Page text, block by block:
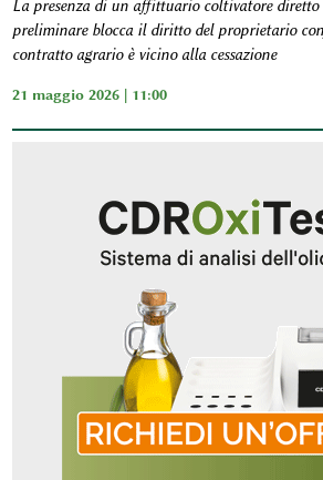
La presenza di un affittuario coltivatore diretto
preliminare blocca il diritto del proprietario
contratto agrario è vicino alla cessazione
21 maggio 2026 | 11:00